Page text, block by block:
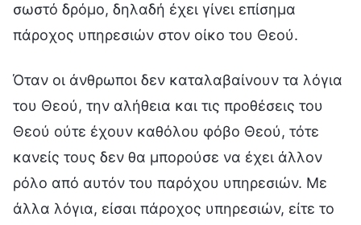
σωστό δρόμο, δηλαδή έχει γίνει επίσημα
πάροχος υπηρεσιών στον οίκο του Θεού.
Όταν οι άνθρωποι δεν καταλαβαίνουν τα λόγια
του Θεού, την αλήθεια και τις προθέσεις του
Θεού ούτε έχουν καθόλου φόβο Θεού, τότε
κανείς τους δεν θα μπορούσε να έχει άλλον
ρόλο από αυτόν του παρόχου υπηρεσιών. Με
άλλα λόγια, είσαι πάροχος υπηρεσιών, είτε το